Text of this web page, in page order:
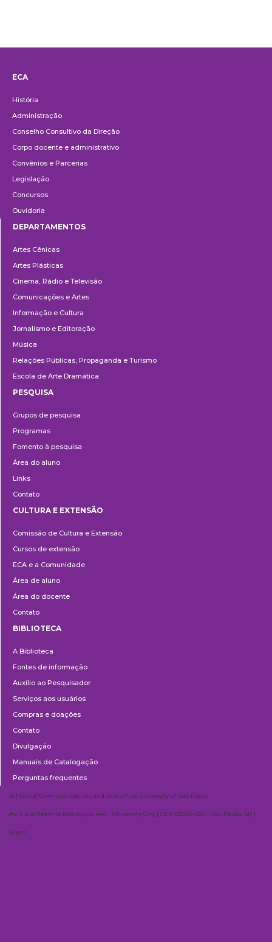
ECA
História
Administração
Conselho Consultivo da Direção
Corpo docente e administrativo
Convênios e Parcerias
Legislação
Concursos
Ouvidoria
DEPARTAMENTOS
Artes Cênicas
Artes Plásticas
Cinema, Rádio e Televisão
Comunicações e Artes
Informação e Cultura
Jornalismo e Editoração
Música
Relações Públicas, Propaganda e Turismo
Escola de Arte Dramática
PESQUISA
Grupos de pesquisa
Programas
Fomento à pesquisa
Área do aluno
Links
Contato
e
Extensão
CULTURA E EXTENSÃO
Comissão de Cultura e Extensão
Cursos de extensão
ECA e a Comunidade
Área de aluno
Área do docente
Contato
BIBLIOTECA
A Biblioteca
Fontes de informação
Auxílio ao Pesquisador
Serviços aos usuários
Compras e doações
Contato
Divulgação
Manuais de Catalogação
Perguntas frequentes
School of Communications and Arts of the University of São Paulo
Av. Lúcio Martins Rodrigues, 443 | University City | CEP 05508-020 | São Paulo, SP |
Brazil